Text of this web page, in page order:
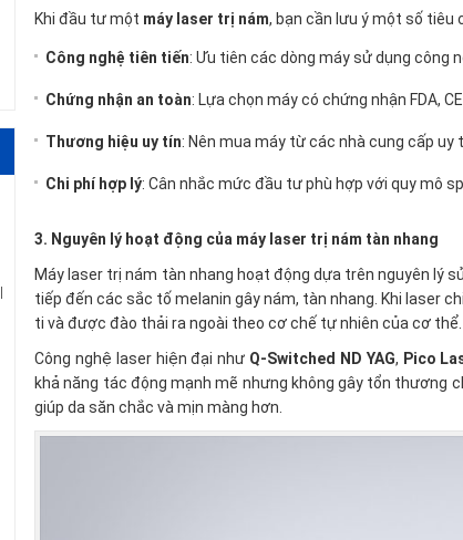
Khi đầu tư một máy laser trị nám, bạn cần lưu ý một số tiêu
Công nghệ tiên tiến: Ưu tiên các dòng máy sử dụng công
Chứng nhận an toàn: Lựa chọn máy có chứng nhận FDA,
Thương hiệu uy tín: Nên mua máy từ các nhà cung cấp uy
Chi phí hợp lý: Cân nhắc mức đầu tư phù hợp với quy mô
3. Nguyên lý hoạt động của máy laser trị nám tàn nhang
Máy laser trị nám tàn nhang hoạt động dựa trên nguyên lý
tiếp đến các sắc tố melanin gây nám, tàn nhang. Khi laser
ti và được đào thải ra ngoài theo cơ chế tự nhiên của cơ thể.
Công nghệ laser hiện đại như Q-Switched ND YAG, Pico
khả năng tác động mạnh mẽ nhưng không gây tổn thương
giúp da săn chắc và mịn màng hơn.